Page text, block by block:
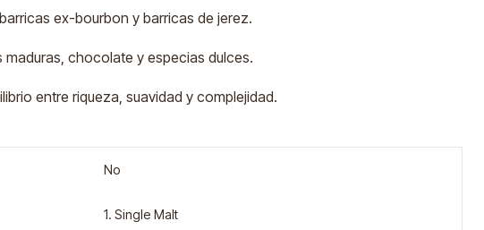
ex-bourbon y barricas de jerez.
maduras, chocolate y especias dulces.
entre riqueza, suavidad y complejidad.
No
1. Single Malt